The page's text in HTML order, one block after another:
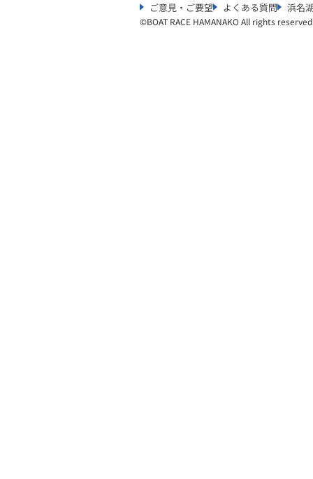
ご意見・ご要望 よくある質問 浜名
©︎BOAT RACE HAMANAKO All rights